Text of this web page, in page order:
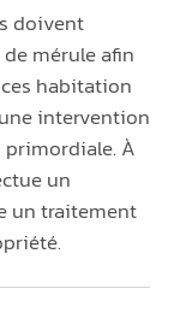
doivent
mérule afin
habitation
intervention
primordiale. À
un
un traitement